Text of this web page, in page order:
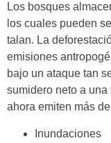
Los bosques
los cuales pueden
talan. La
emisiones
bajo un ataque tan
sumidero neto a
ahora emiten más
Inundaciones